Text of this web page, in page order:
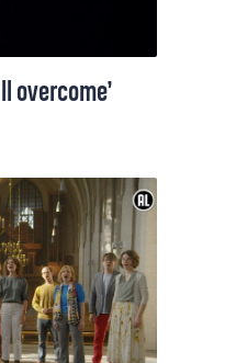
overcome’
haar een
‘We shall
Mahalia
van wanhoop